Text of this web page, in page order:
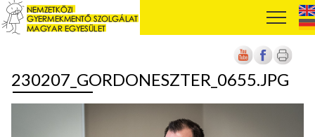
230207_GORDONESZTER_0655.JPG